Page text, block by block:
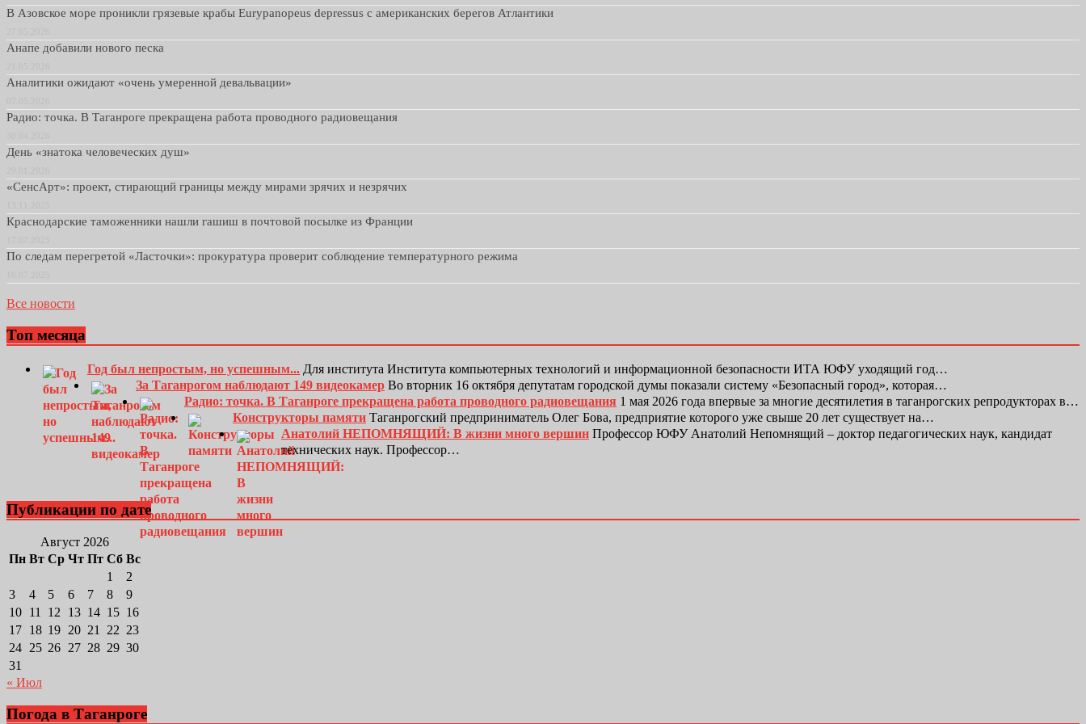
В Азовское море проникли грязевые крабы Eurypanopeus depressus с американских берегов Атлантики
Анапе добавили нового песка
Аналитики ожидают «очень умеренной девальвации»
Радио: точка. В Таганроге прекращена работа проводного радиовещания
День «знатока человеческих душ»
«СенсАрт»: проект, стирающий границы между мирами зрячих и незрячих
Краснодарские таможенники нашли гашиш в почтовой посылке из Франции
По следам перегретой «Ласточки»: прокуратура проверит соблюдение температурного режима
Все новости
Топ месяца
Год был непростым, но успешным... Для института Института компьютерных технологий и информационной безопасности ИТА ЮФУ уходящий год…
За Таганрогом наблюдают 149 видеокамер Во вторник 16 октября депутатам городской думы показали систему «Безопасный город», которая…
Радио: точка. В Таганроге прекращена работа проводного радиовещания 1 мая 2026 года впервые за многие десятилетия в таганрогских репродукторах в…
Конструкторы памяти Таганрогский предприниматель Олег Бова, предприятие которого уже свыше 20 лет существует на…
Анатолий НЕПОМНЯЩИЙ: В жизни много вершин Профессор ЮФУ Анатолий Непомнящий – доктор педагогических наук, кандидат
технических наук. Профессор…
Публикации по дате
Август 2026
Пн Вт Ср Чт Пт Сб Вс
1
2
3
4 5 6 7 8
9
10 11 12 13 14 15 16
17 18 19 20 21 22 23
24 25 26 27 28 29 30
31
« Июл
Погода в Таганроге